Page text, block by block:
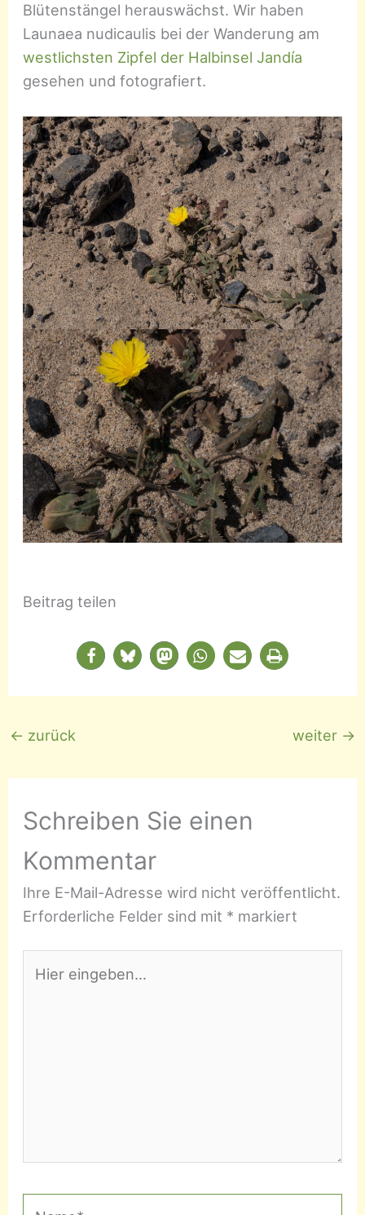
Blütenstängel herauswächst. Wir haben
Launaea nudicaulis bei der Wanderung am
westlichsten Zipfel der Halbinsel Jandía
gesehen und fotografiert.
Beitrag teilen
← zurück weiter →
Schreiben Sie einen
Kommentar
Ihre E-Mail-Adresse wird nicht veröffentlicht.
Erforderliche Felder sind mit * markiert
eingeben…